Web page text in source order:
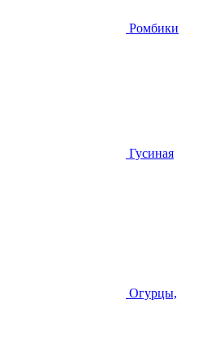
Ромбики
Гусиная
Огурцы,